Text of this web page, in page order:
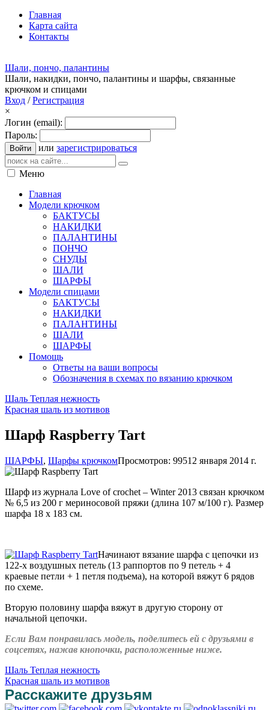
Главная
Карта сайта
Контакты
Шали, пончо, палантины
Шали, накидки, пончо, палантины и шарфы, связанные
крючком и спицами
Вход /Регистрация
×
Логин (email):
Пароль:
Войти или зарегистрироваться
Меню
Главная
Модели крючком
БАКТУСЫ
НАКИДКИ
ПАЛАНТИНЫ
ПОНЧО
СНУДЫ
ШАЛИ
ШАРФЫ
Модели спицами
БАКТУСЫ
НАКИДКИ
ПАЛАНТИНЫ
ШАЛИ
ШАРФЫ
Помощь
Ответы на ваши вопросы
Обозначения в схемах по вязанию крючком
Шаль Теплая нежность
Красная шаль из мотивов
Шарф Raspberry Tart
ШАРФЫ, Шарфы крючкомПросмотров: 9951 2 января 2014 г.
Шарф из журнала Love of crochet – Winter 2013 связан крючком
№ 6,5 из 200 г мериносовой пряжи (длина 107 м/100 г). Размер
шарфа 18 х 183 см.
Начинают вязание шарфа с цепочки из
122-х воздушных петель (13 раппортов по 9 петель + 4
краевые петли + 1 петля подъема), на которой вяжут 6 рядов
по схеме.
Вторую половину шарфа вяжут в другую сторону от
начальной цепочки.
Если Вам понравилась модель, поделитесь ей с друзьями в
соцсетях, нажав кнопочки, расположенные ниже.
Шаль Теплая нежность
Красная шаль из мотивов
Расскажите друзьям